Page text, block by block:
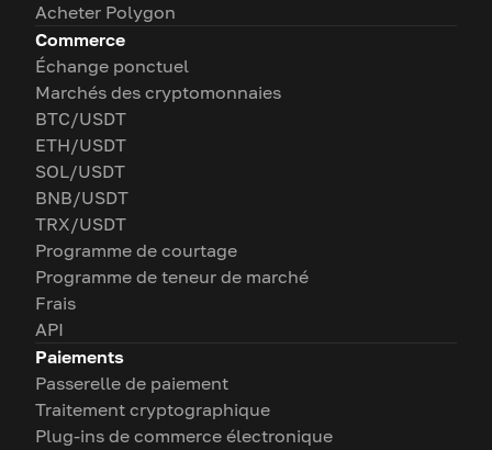
Acheter Polygon
Commerce
Échange ponctuel
Marchés des cryptomonnaies
BTC/USDT
ETH/USDT
SOL/USDT
BNB/USDT
TRX/USDT
Programme de courtage
Programme de teneur de marché
Frais
API
Paiements
Passerelle de paiement
Traitement cryptographique
Plug-ins de commerce électronique